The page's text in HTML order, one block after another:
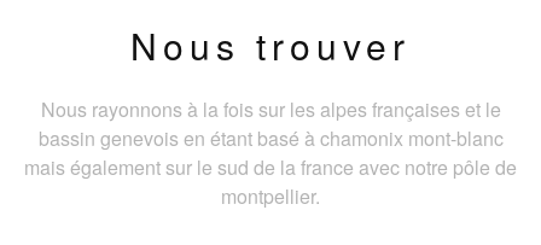
Nous trouver
Nous rayonnons à la fois sur les alpes françaises et le
bassin genevois en étant basé à chamonix mont-blanc
mais également sur le sud de la france avec notre pôle de
montpellier.